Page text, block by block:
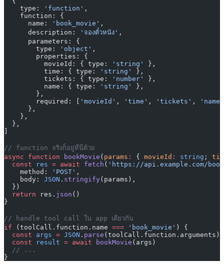
    type:
'function' ,
    function: {
      name:
'book_movie' ,
      description:
'จองตั๋วหนัง' ,
      parameters: {
        type:
'object' ,
        properties: {
          movieId: { type:
'string'
},
          time: { type:
'string'
},
          tickets: { type:
'number'
},
          name: { type:
'string'
},
        },
        required: [
'movieId' , 'time' , 'tickets' ,
'name'
      },
    },
  },
// function จริงก็อยู่ที่นี่ด้วย
async function bookMovie ( params : { movieId : string ;
  const
res = await fetch ( 'https://api.example.com/
    method:
'POST' ,
    body:
JSON . stringify(params),
  })
  return
res. json ()
}
// handle tool call ใน app เดียวกัน
if (toolCall.function.name === 'book_movie' ) {
  const
args = JSON . parse (toolCall.function.arguments)
  const
result = await bookMovie (args)
  // ...
}